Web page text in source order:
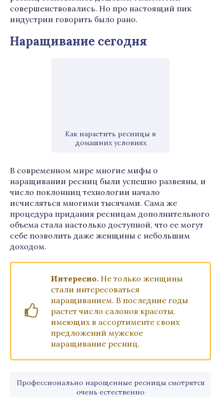
совершенствовались. Но про настоящий пик
индустрии говорить было рано.
Наращивание сегодня
Как нарастить ресницы в
домашних условиях
В современном мире многие мифы о
наращивании ресниц были успешно развеяны, и
число поклонниц технологии начало
исчисляться многими тысячами. Сама же
процедура придания ресницам дополнительного
объема стала настолько доступной, что ее могут
себе позволить даже женщины с небольшим
доходом.
Интересно. Не только женщины
стали интересоваться
наращиванием. В последние годы
растет число салонов красоты,
имеющих в ассортименте своих
предложений мужское
наращивание ресниц.
Профессионально нарощенные ресницы смотрятся
очень естественно